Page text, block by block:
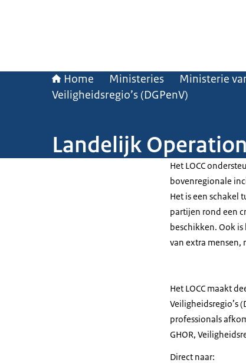
Home Ministeries Ministerie
Veiligheidsregio’s (DGPenV)
Landelijk
Het LOCC
bovenregionale
Het is een schakel
partijen rond een
beschikken. Ook is
van extra mensen,
Het LOCC maakt
Veiligheidsregio’s
professionals
GHOR,
Direct naar: